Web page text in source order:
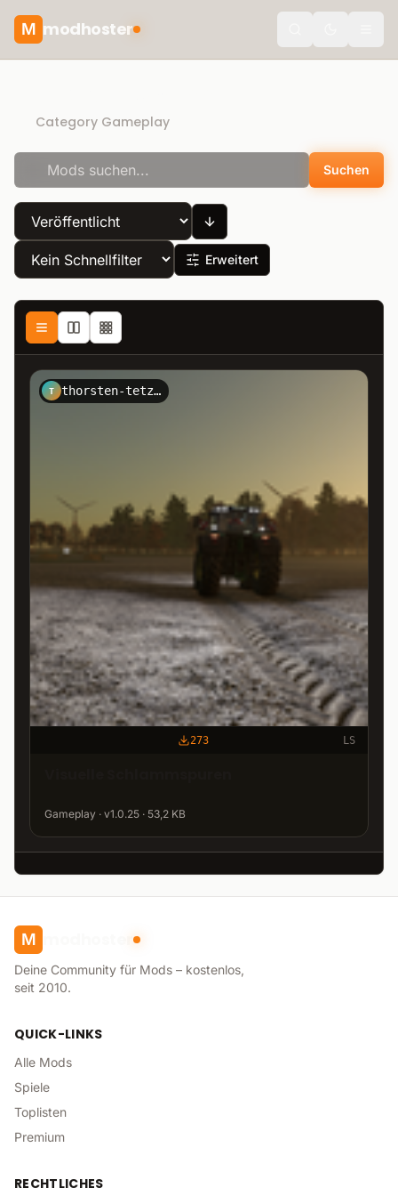
M modhoster
Category Gameplay
Suchen
Erweitert
T thorsten-tetzner-sherman
273 LS
Gameplay · v1.0.25 · 53,2 KB
M
Deine Community für Mods – kostenlos,
seit 2010.
QUICK-LINKS
Alle Mods
Spiele
Toplisten
Premium
RECHTLICHES